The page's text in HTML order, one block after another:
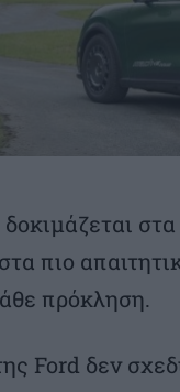
πιο
πρόκληση.
Ford δεν